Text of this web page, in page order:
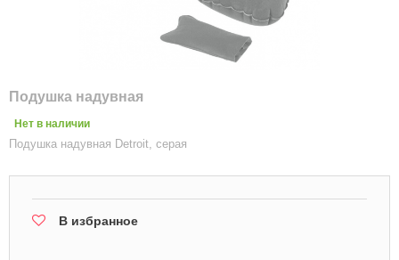
Подушка надувная
Нет в наличии
Подушка надувная Detroit, серая
В избранное